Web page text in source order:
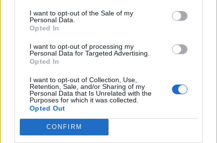
I want to opt-out of the Sale of my
Personal Data.
Opted In
I want to opt-out of processing my
Personal Data for Targeted Advertising.
Opted In
I want to opt-out of Collection, Use,
Retention, Sale, and/or Sharing of my
Personal Data that Is Unrelated with the
Purposes for which it was collected.
Opted Out
CONFIRM